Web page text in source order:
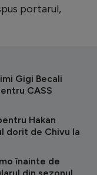
portarul,
Gigi Becali
CASS
Hakan
dorit de Chivu la
înainte de
din sezonul